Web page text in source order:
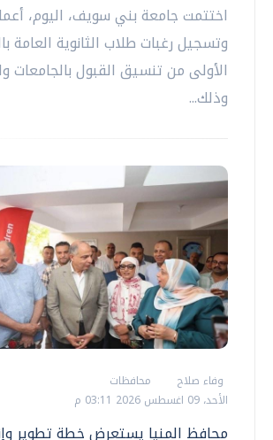
اختتمت جامعة بني سويف، اليوم،
وتسجيل رغبات طلاب الثانوية العامة
الأولى من تنسيق القبول بالجامعات
وذلك...
وفاء صلاح
محافظات
الأحد، 09 اغسطس 2026 03:11 م
محافظ المنيا يستعرض خطة تطوير